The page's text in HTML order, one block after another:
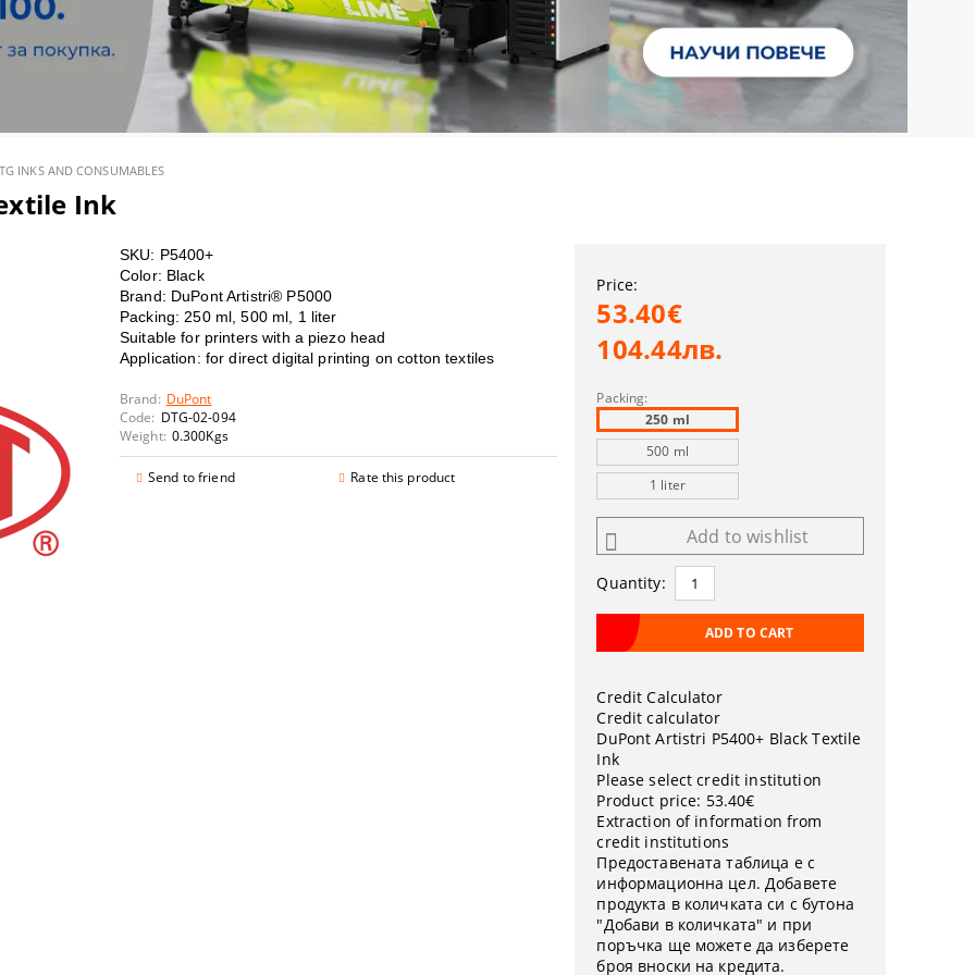
S - Solvent Large Format Printers
printers
T - large format printers/scanners POS/CAD/GIS
VersiFlex decorating system
GEL PRINTERS
PRINTERS
white and neon toner
transfer media
printing supplies
SEPARATION
Ink-Jet Pprintable CD/DVD/BD discs
t-shirts
Adhesive Cardboards
and consumables
and calendars
INKS AND CONSUMABLES
Ink
SKU: P5400+
Color: Black
Brand: DuPont Artistri® P5000
Packing: 250 ml, 500 ml, 1 liter
Suitable for printers with a piezo head
Application: for direct digital printing on cotton textiles
Brand: DuPont
Code: DTG-02-094
Weight: 0.300Kgs
Send to friend Rate this product
Price:
53.40€
104.44лв.
Packing:
250 ml
500 ml
1 liter
Add to wishlist
Quantity:
Credit Calculator
Credit calculator
DuPont Artistri P5400+ Black Textile
Ink
Please select credit institution
Product price: 53.40€
Extraction of information from
credit institutions
Предоставената таблица е с
информационна цел. Добавете
продукта в количката си с бутона
"Добави в количката" и при
поръчка ще можете да изберете
броя вноски на кредита.